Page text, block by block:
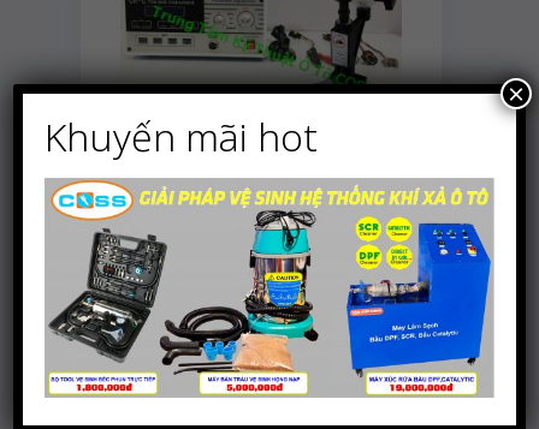
Máy giả lập tín hiệu điều
khiển kim phun dầu điện
tử
CHI TIẾT
Khuyến mãi hot
×